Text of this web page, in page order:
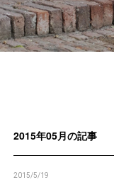
2015年05月の記事
2015/5/19